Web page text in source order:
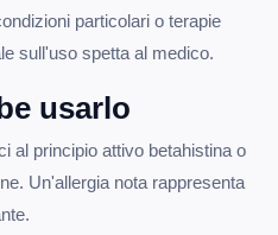
particolari o terapie
sull'uso spetta al medico.
usarlo
al principio attivo betahistina o
Un'allergia nota rappresenta